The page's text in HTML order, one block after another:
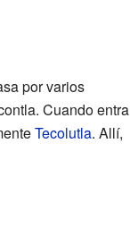
por varios
Cuando entra
Tecolutla. Allí,